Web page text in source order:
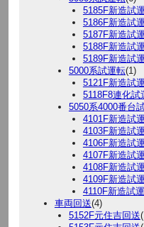
5185F新造試
5186F新造試
5187F新造試
5188F新造試
5189F新造試
5000系試運転(1)
5121F新造試
5118F8連化試
5050系4000番台
4101F新造試
4103F新造試
4106F新造試
4107F新造試
4108F新造試
4109F新造試
4110F新造試
車両回送(4)
5152F元住吉回送